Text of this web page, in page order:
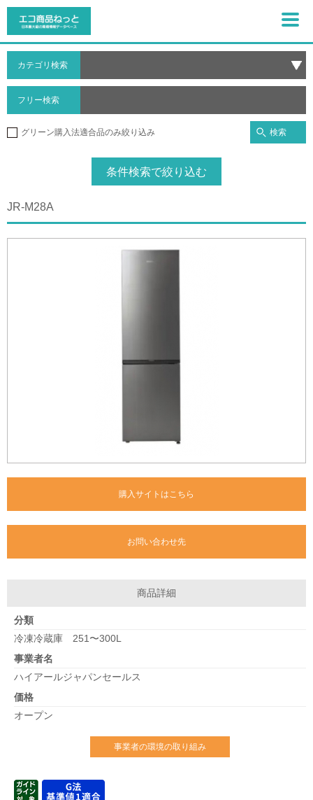
カテゴリ検索
フリー検索
グリーン購入法適合品のみ絞り込み 検索
条件検索で絞り込む
JR-M28A
購入サイトはこちら
お問い合わせ先
商品詳細
分類
冷凍冷蔵庫 251〜300L
事業者名
ハイアールジャパンセールス
価格
オープン
事業者の環境の取り組み